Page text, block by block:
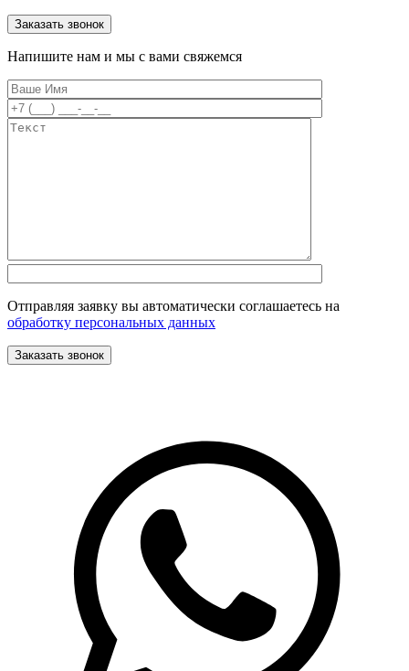
Напишите нам и мы с вами свяжемся
Отправляя заявку вы автоматически соглашаетесь на
обработку персональных данных